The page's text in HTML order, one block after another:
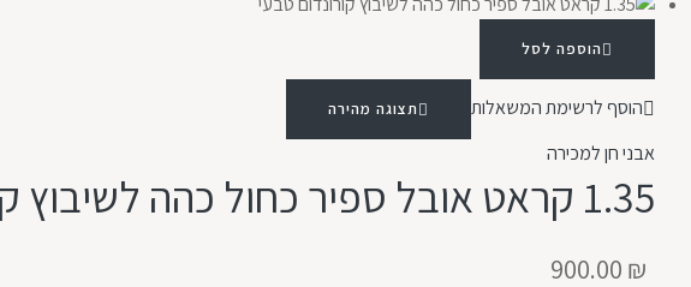
הוספה לסל
הוסף לרשימת המשאלות תצוגה מהירה
אבני חן למכירה
1.35 קראט אובל ספיר כחול כהה לשיבוץ קורונדום טבעי
900.00 ₪